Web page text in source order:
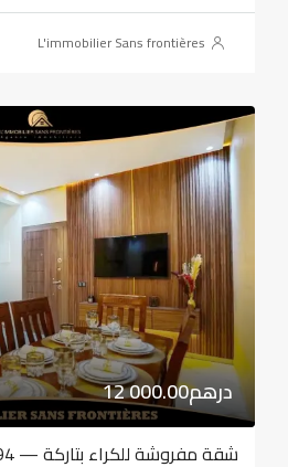
L'immobilier Sans frontières
12 000.00درهم
شقة مفروشة للكراء بتاركة — 94 متراً مربعاً